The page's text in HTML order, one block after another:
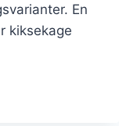
En
kiksekage